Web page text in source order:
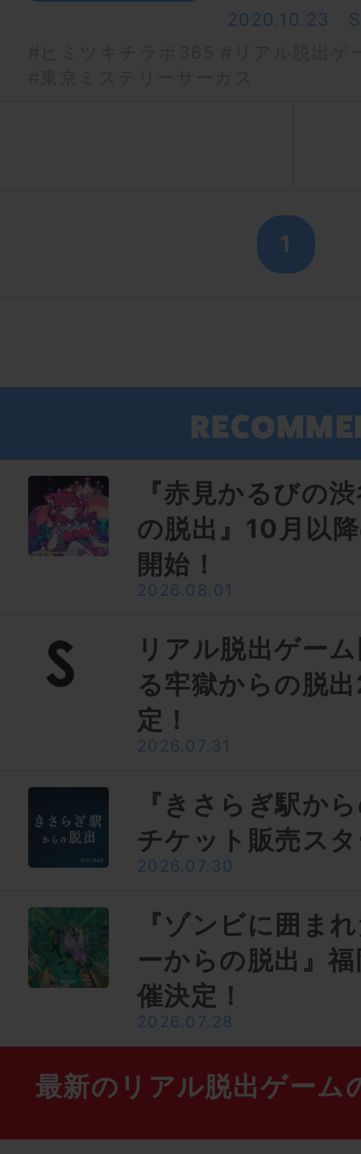
2020.10.23
1
『赤見かるびの
の脱出』10月以
開始！
2026.08.01
リアル脱出ゲー
る牢獄からの脱
定！
2026.07.31
『きさらぎ駅か
チケット販売ス
2026.07.30
『ゾンビに囲ま
ーからの脱出』
催決定！
2026.07.28
最新のリアル脱出ゲーム